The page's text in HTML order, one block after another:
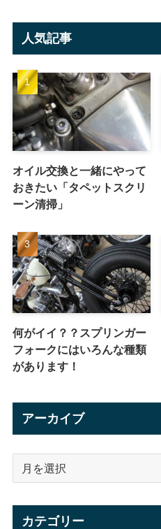
人気記事
オイル交換と一緒にやって
おきたい「タペットスクリ
ーン清掃」
何がイイ？？スプリンガー
フォークにはいろんな種類
があります！
アーカイブ
カテゴリー